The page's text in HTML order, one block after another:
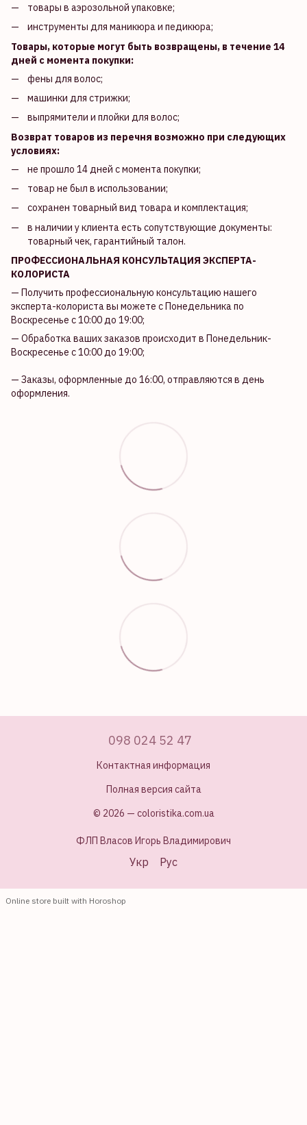
товары в аэрозольной упаковке;
инструменты для маникюра и педикюра;
Товары, которые могут быть возвращены, в течение 14
дней с момента покупки:
фены для волос;
машинки для стрижки;
выпрямители и плойки для волос;
Возврат товаров из перечня возможно при следующих
условиях:
не прошло 14 дней с момента покупки;
товар не был в использовании;
сохранен товарный вид товара и комплектация;
в наличии у клиента есть сопутствующие документы:
товарный чек, гарантийный талон.
ПРОФЕССИОНАЛЬНАЯ КОНСУЛЬТАЦИЯ ЭКСПЕРТА-
КОЛОРИСТА
— Получить профессиональную консультацию нашего
эксперта-колориста вы можете с Понедельника по
Воскресенье с 10:00 до 19:00;
— Обработка ваших заказов происходит в Понедельник-
Воскресенье с 10:00 до 19:00;
— Заказы, оформленные до 16:00, отправляются в день
оформления.
098 024 52 47
Контактная информация
Полная версия сайта
© 2026 — coloristika.com.ua
ФЛП Власов Игорь Владимирович
Укр Рус
Online store built with Horoshop